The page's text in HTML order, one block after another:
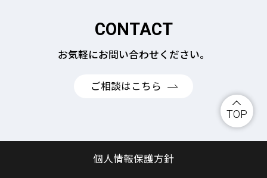
CONTACT
お気軽にお問い合わせください。
ご相談はこちら
TOP
個人情報保護方針